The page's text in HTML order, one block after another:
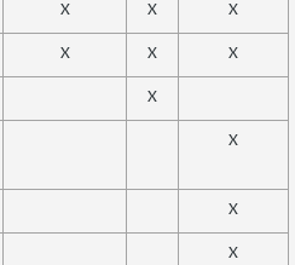
X X X
X X X
X
X
X
X